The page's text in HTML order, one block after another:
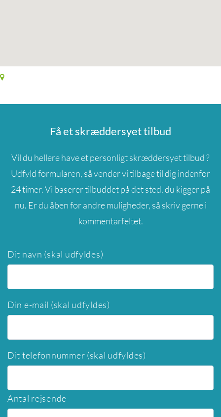
Få et skræddersyet tilbud
Vil du hellere have et personligt skræddersyet tilbud ?
Udfyld formularen, så vender vi tilbage til dig indenfor
24 timer. Vi baserer tilbuddet på det sted, du kigger på
nu. Er du åben for andre muligheder, så skriv gerne i
kommentarfeltet.
Dit navn (skal udfyldes)
Din e-mail (skal udfyldes)
Dit telefonnummer (skal udfyldes)
Antal rejsende